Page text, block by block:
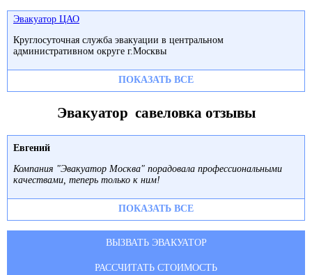
Эвакуатор ЦАО
Круглосуточная служба эвакуации в центральном
административном округе г.Москвы
ПОКАЗАТЬ ВСЕ
Эвакуатор савеловка отзывы
Евгений
Компания "Эвакуатор Москва" порадовала профессиональными
качествами, теперь только к ним!
ПОКАЗАТЬ ВСЕ
ВЫЗВАТЬ ЭВАКУАТОР
РАССЧИТАТЬ СТОИМОСТЬ